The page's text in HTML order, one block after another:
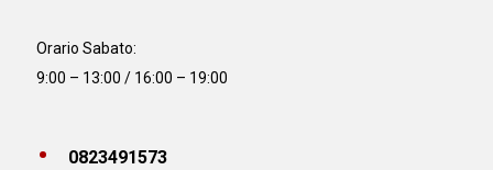
Orario Sabato:
9:00 – 13:00 / 16:00 – 19:00
0823491573